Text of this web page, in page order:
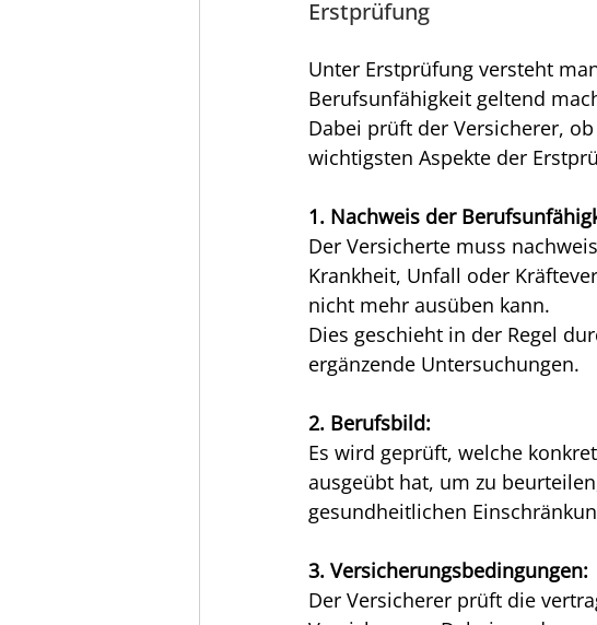
Erstprüfung
Unter Erstprüfung versteht
Berufsunfähigkeit geltend
Dabei prüft der Versicherer,
wichtigsten Aspekte der
1. Nachweis der
Der Versicherte muss
Krankheit, Unfall oder
nicht mehr ausüben kann.
Dies geschieht in der Regel
ergänzende Untersuchungen.
2. Berufsbild:
Es wird geprüft, welche
ausgeübt hat, um zu
gesundheitlichen
3. Versicherungsbedingungen:
Der Versicherer prüft die